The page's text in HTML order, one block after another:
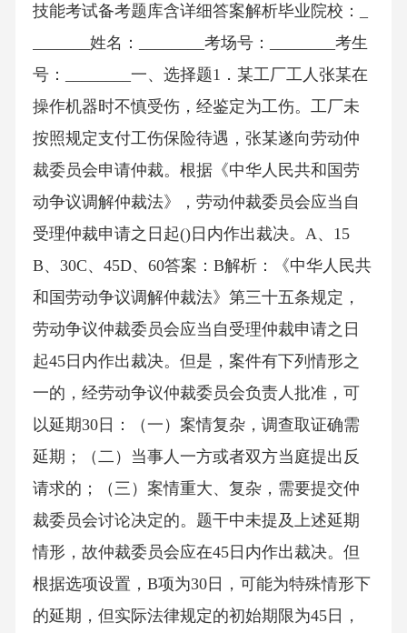
技能考试备考题库含详细答案解析毕业院校：_
_______姓名：________考场号：________考生
号：________一、选择题1．某工厂工人张某在
操作机器时不慎受伤，经鉴定为工伤。工厂未
按照规定支付工伤保险待遇，张某遂向劳动仲
裁委员会申请仲裁。根据《中华人民共和国劳
动争议调解仲裁法》，劳动仲裁委员会应当自
受理仲裁申请之日起()日内作出裁决。A、15
B、30C、45D、60答案：B解析：《中华人民共
和国劳动争议调解仲裁法》第三十五条规定，
劳动争议仲裁委员会应当自受理仲裁申请之日
起45日内作出裁决。但是，案件有下列情形之
一的，经劳动争议仲裁委员会负责人批准，可
以延期30日：（一）案情复杂，调查取证确需
延期；（二）当事人一方或者双方当庭提出反
请求的；（三）案情重大、复杂，需要提交仲
裁委员会讨论决定的。题干中未提及上述延期
情形，故仲裁委员会应在45日内作出裁决。但
根据选项设置，B项为30日，可能为特殊情形下
的延期，但实际法律规定的初始期限为45日，